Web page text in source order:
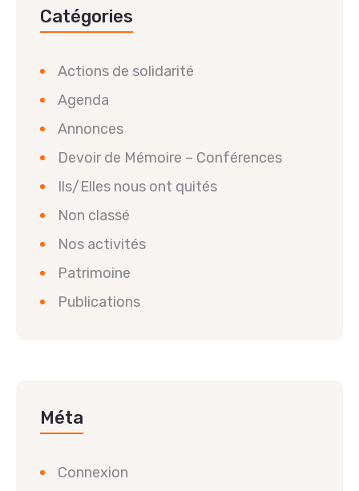
Catégories
Actions de solidarité
Agenda
Annonces
Devoir de Mémoire – Conférences
Ils/Elles nous ont quités
Non classé
Nos activités
Patrimoine
Publications
Méta
Connexion